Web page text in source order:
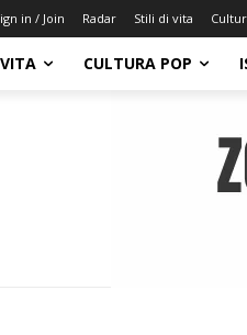
in / Join Radar Stili di vita
CULTURA POP